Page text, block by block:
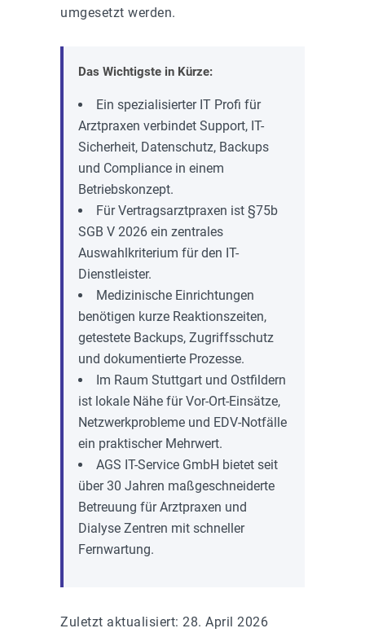
umgesetzt werden.
Das Wichtigste in Kürze:
Ein spezialisierter IT Profi für
Arztpraxen verbindet Support, IT-
Sicherheit, Datenschutz, Backups
und Compliance in einem
Betriebskonzept.
Für Vertragsarztpraxen ist §75b
SGB V 2026 ein zentrales
Auswahlkriterium für den IT-
Dienstleister.
Medizinische Einrichtungen
benötigen kurze Reaktionszeiten,
getestete Backups, Zugriffsschutz
und dokumentierte Prozesse.
Im Raum Stuttgart und Ostfildern
ist lokale Nähe für Vor-Ort-Einsätze,
Netzwerkprobleme und EDV-Notfälle
ein praktischer Mehrwert.
AGS IT-Service GmbH bietet seit
über 30 Jahren maßgeschneiderte
Betreuung für Arztpraxen und
Dialyse Zentren mit schneller
Fernwartung.
Zuletzt aktualisiert: 28. April 2026